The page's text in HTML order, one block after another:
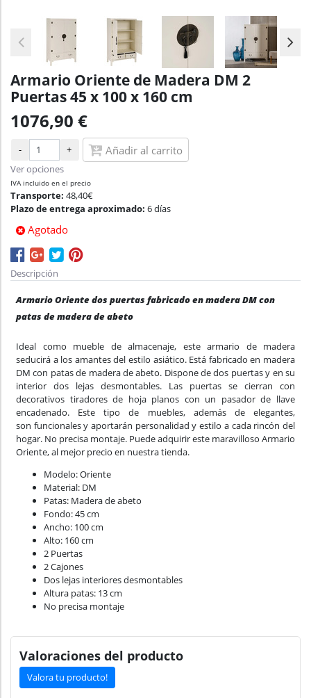
Armario Oriente de Madera DM 2
Puertas 45 x 100 x 160 cm
1076,90 €
- + Añadir al carrito
Ver opciones
IVA incluido en el precio
Transporte: 48,40€
Plazo de entrega aproximado: 6 días
Agotado
Descripción
Armario Oriente dos puertas fabricado en madera DM con
patas de madera de abeto
Ideal como mueble de almacenaje, este armario de madera
seducirá a los amantes del estilo asiático. Está fabricado en madera
DM con patas de madera de abeto. Dispone de dos puertas y en su
interior dos lejas desmontables. Las puertas se cierran con
decorativos tiradores de hoja planos con un pasador de llave
encadenado. Este tipo de muebles, además de elegantes,
son funcionales y aportarán personalidad y estilo a cada rincón del
hogar. No precisa montaje. Puede adquirir este maravilloso Armario
Oriente, al mejor precio en nuestra tienda.
Modelo: Oriente
Material: DM
Patas: Madera de abeto
Fondo: 45 cm
Ancho: 100 cm
Alto: 160 cm
2 Puertas
2 Cajones
Dos lejas interiores desmontables
Altura patas: 13 cm
No precisa montaje
Valoraciones del producto
Valora tu producto!